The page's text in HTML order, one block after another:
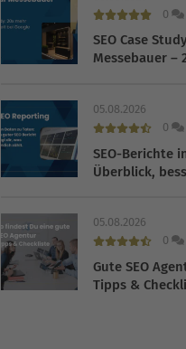
PrioritätenWas gute SEO-Texte
ausmachtErfolgreiche Inhalte
0
SEO Case
Messebauer –
05.08.2026
0
SEO-Berichte
Überblick,
05.08.2026
0
Gute SEO
Tipps &